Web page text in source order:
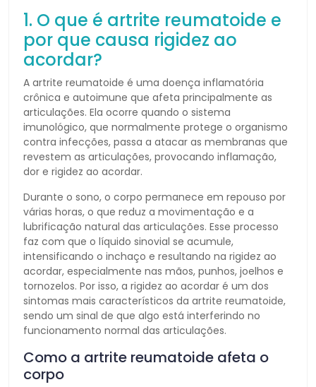
1. O que é artrite reumatoide e
por que causa rigidez ao
acordar?
A artrite reumatoide é uma doença inflamatória
crônica e autoimune que afeta principalmente as
articulações. Ela ocorre quando o sistema
imunológico, que normalmente protege o organismo
contra infecções, passa a atacar as membranas que
revestem as articulações, provocando inflamação,
dor e rigidez ao acordar.
Durante o sono, o corpo permanece em repouso por
várias horas, o que reduz a movimentação e a
lubrificação natural das articulações. Esse processo
faz com que o líquido sinovial se acumule,
intensificando o inchaço e resultando na rigidez ao
acordar, especialmente nas mãos, punhos, joelhos e
tornozelos. Por isso, a rigidez ao acordar é um dos
sintomas mais característicos da artrite reumatoide,
sendo um sinal de que algo está interferindo no
funcionamento normal das articulações.
Como a artrite reumatoide afeta o
corpo